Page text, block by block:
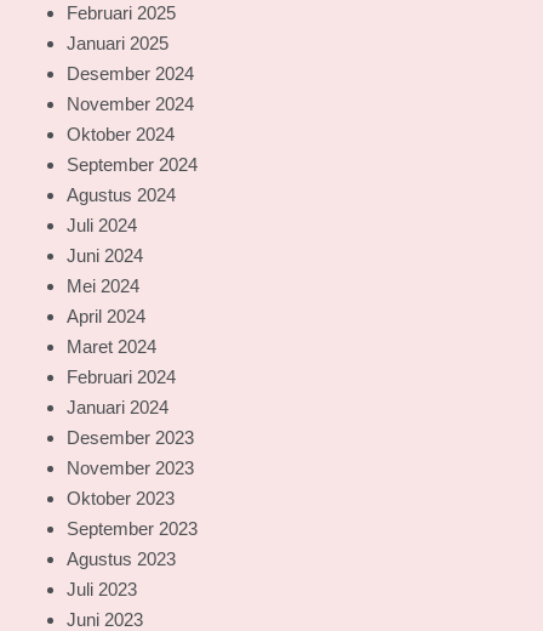
Februari 2025
Januari 2025
Desember 2024
November 2024
Oktober 2024
September 2024
Agustus 2024
Juli 2024
Juni 2024
Mei 2024
April 2024
Maret 2024
Februari 2024
Januari 2024
Desember 2023
November 2023
Oktober 2023
September 2023
Agustus 2023
Juli 2023
Juni 2023